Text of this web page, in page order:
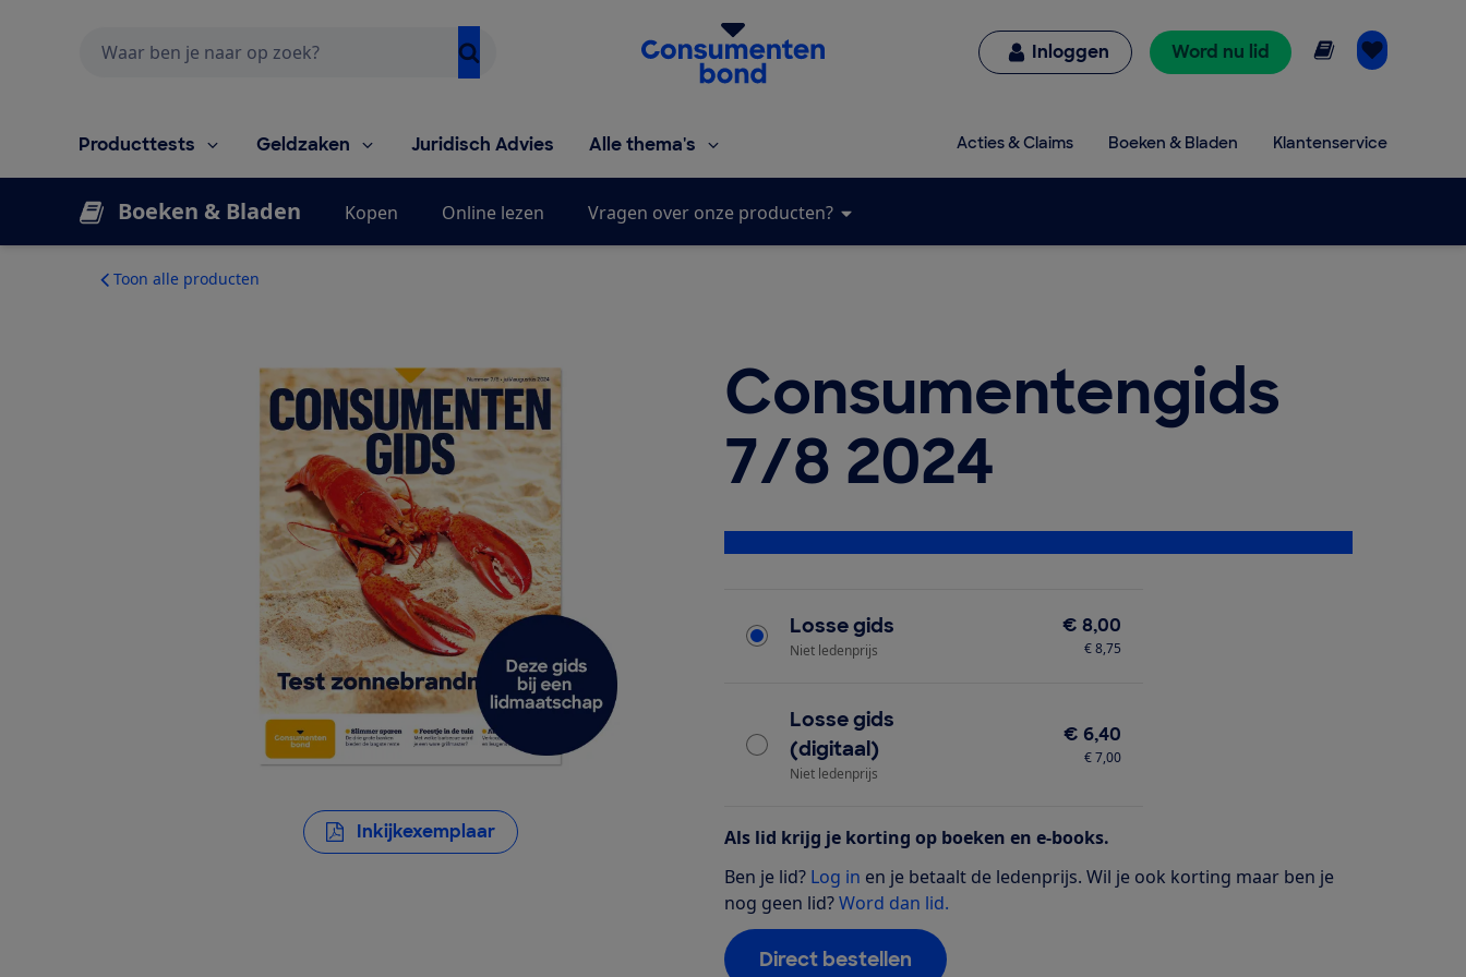
Homepage van de Consumentenbond
Inloggen Word nu lid Online lezen
Producttests Geldzaken Juridisch Advies Alle thema's Acties & Claims Boeken & Bladen Klantenservice
Boeken & Bladen Kopen Online lezen Vragen over onze producten?
Toon alle producten
Inkijkexemplaar
Consumentengids
7/8 2024
Losse gids
Niet ledenprijs
€ 8,00
€ 8,75
Losse gids
(digitaal)
Niet ledenprijs
€ 6,40
€ 7,00
Als lid krijg je korting op boeken en e-books.
Ben je lid? Log in en je betaalt de ledenprijs. Wil je ook korting maar ben je
nog geen lid?Word dan lid.
Direct bestellen